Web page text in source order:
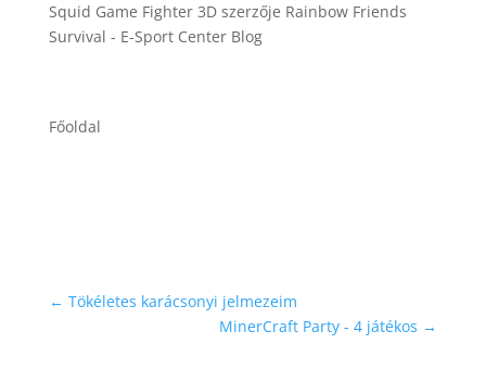
Squid Game Fighter 3Dszerzője Rainbow Friends
Survival - E-Sport Center Blog
Főoldal
← Tökéletes karácsonyi jelmezeim
MinerCraft Party - 4 játékos →